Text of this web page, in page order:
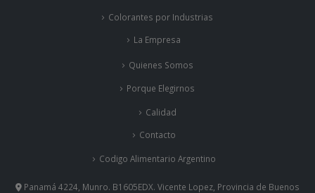
Colorantes por Industrias
La Empresa
Quienes Somos
Porque Elegirnos
Calidad
Contacto
Codigo Alimentario Argentino
Panamá 4224, Munro. B1605EDX. Vicente Lopez, Provincia de Buenos